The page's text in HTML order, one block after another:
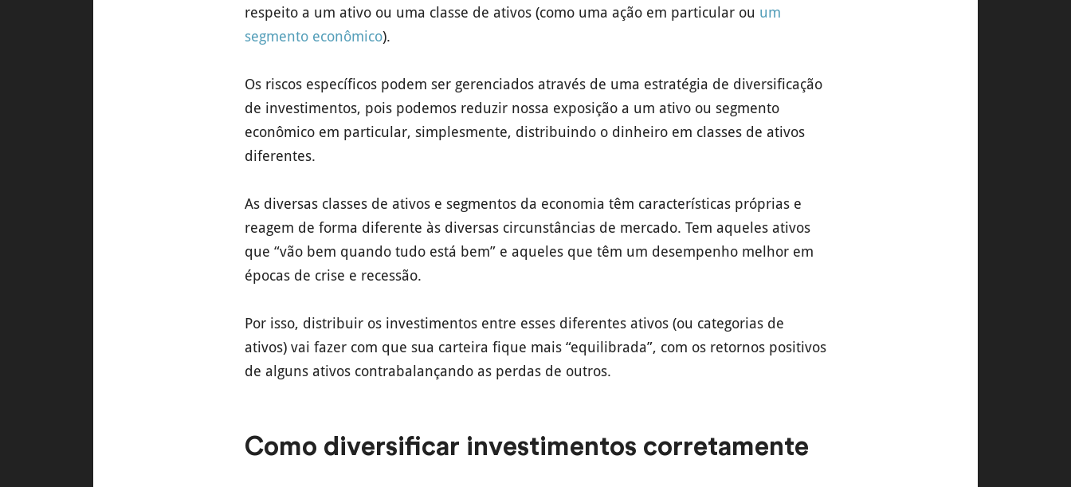
respeito a um ativo ou uma classe de ativos (como uma ação em particular ou um
segmento econômico).
Os riscos específicos podem ser gerenciados através de uma estratégia de diversificação
de investimentos, pois podemos reduzir nossa exposição a um ativo ou segmento
econômico em particular, simplesmente, distribuindo o dinheiro em classes de ativos
diferentes.
As diversas classes de ativos e segmentos da economia têm características próprias e
reagem de forma diferente às diversas circunstâncias de mercado. Tem aqueles ativos
que “vão bem quando tudo está bem” e aqueles que têm um desempenho melhor em
épocas de crise e recessão.
Por isso, distribuir os investimentos entre esses diferentes ativos (ou categorias de
ativos) vai fazer com que sua carteira fique mais “equilibrada”, com os retornos positivos
de alguns ativos contrabalançando as perdas de outros.
Como diversificar investimentos corretamente